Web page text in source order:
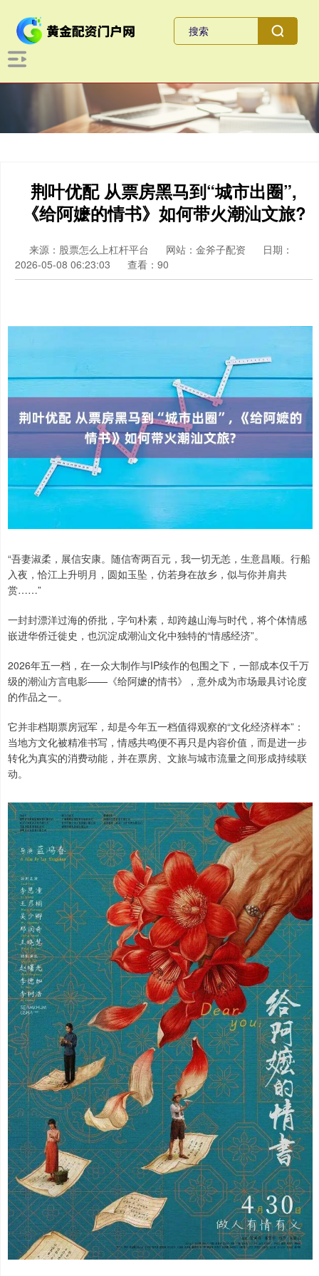
荆叶优配 从票房黑马到“城市出圈”,
《给阿嬷的情书》如何带火潮汕文旅?
来源：股票怎么上杠杆平台 网站：金斧子配资
日期：
2026-05-08 06:23:03
查看：90
“吾妻淑柔，展信安康。随信寄两百元，我一切无恙，生意昌顺。行船
入夜，恰江上升明月，圆如玉坠，仿若身在故乡，似与你并肩共
赏……”
一封封漂洋过海的侨批，字句朴素，却跨越山海与时代，将个体情感
嵌进华侨迁徙史，也沉淀成潮汕文化中独特的“情感经济”。
2026年五一档，在一众大制作与IP续作的包围之下，一部成本仅千万
级的潮汕方言电影——《给阿嬷的情书》，意外成为市场最具讨论度
的作品之一。
它并非档期票房冠军，却是今年五一档值得观察的“文化经济样本”：
当地方文化被精准书写，情感共鸣便不再只是内容价值，而是进一步
转化为真实的消费动能，并在票房、文旅与城市流量之间形成持续联
动。